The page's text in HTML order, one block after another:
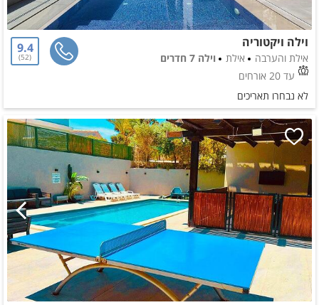
וילה ויקטוריה
אילת והערבה אילת
וילה 7 חדרים
עד 20 אורחים
9.4
52
לא נבחרו תאריכים